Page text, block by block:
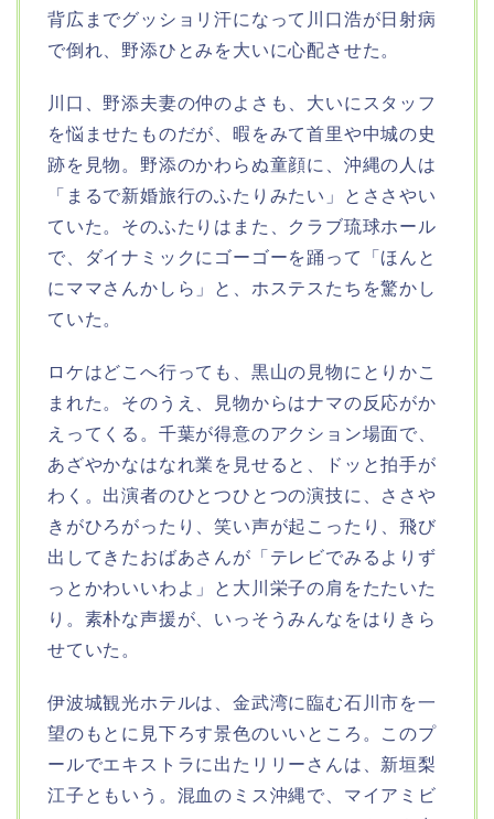
背広までグッショリ汗になって川口浩が日射病
で倒れ、野添ひとみを大いに心配させた。
川口、野添夫妻の仲のよさも、大いにスタッフ
を悩ませたものだが、暇をみて首里や中城の史
跡を見物。野添のかわらぬ童顔に、沖縄の人は
「まるで新婚旅行のふたりみたい」とささやい
ていた。そのふたりはまた、クラブ琉球ホール
で、ダイナミックにゴーゴーを踊って「ほんと
にママさんかしら」と、ホステスたちを驚かし
ていた。
ロケはどこへ行っても、黒山の見物にとりかこ
まれた。そのうえ、見物からはナマの反応がか
えってくる。千葉が得意のアクション場面で、
あざやかなはなれ業を見せると、ドッと拍手が
わく。出演者のひとつひとつの演技に、ささや
きがひろがったり、笑い声が起こったり、飛び
出してきたおばあさんが「テレビでみるよりず
っとかわいいわよ」と大川栄子の肩をたたいた
り。素朴な声援が、いっそうみんなをはりきら
せていた。
伊波城観光ホテルは、金武湾に臨む石川市を一
望のもとに見下ろす景色のいいところ。このプ
ールでエキストラに出たリリーさんは、新垣梨
江子ともいう。混血のミス沖縄で、マイアミビ